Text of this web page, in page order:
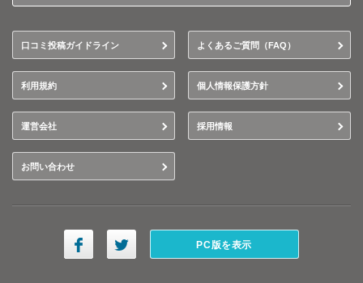
口コミ投稿ガイドライン よくあるご質問（FAQ）
利用規約 個人情報保護方針
運営会社 採用情報
お問い合わせ
PC版を表示